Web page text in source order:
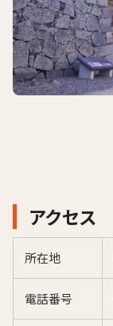
アクセス
所在地
電話番号